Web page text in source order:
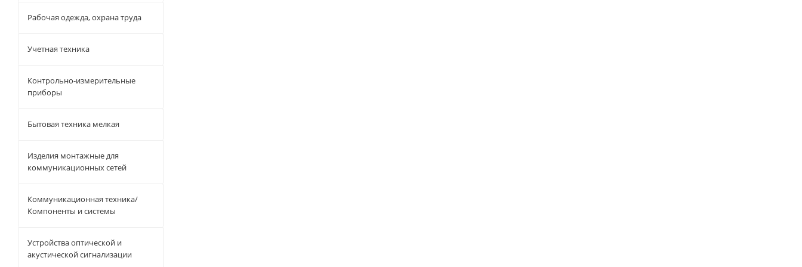
Рабочая одежда, охрана труда
Учетная техника
Контрольно-измерительные
приборы
Бытовая техника мелкая
Изделия монтажные для
коммуникационных сетей
Коммуникационная техника/
Компоненты и системы
Устройства оптической и
акустической сигнализации